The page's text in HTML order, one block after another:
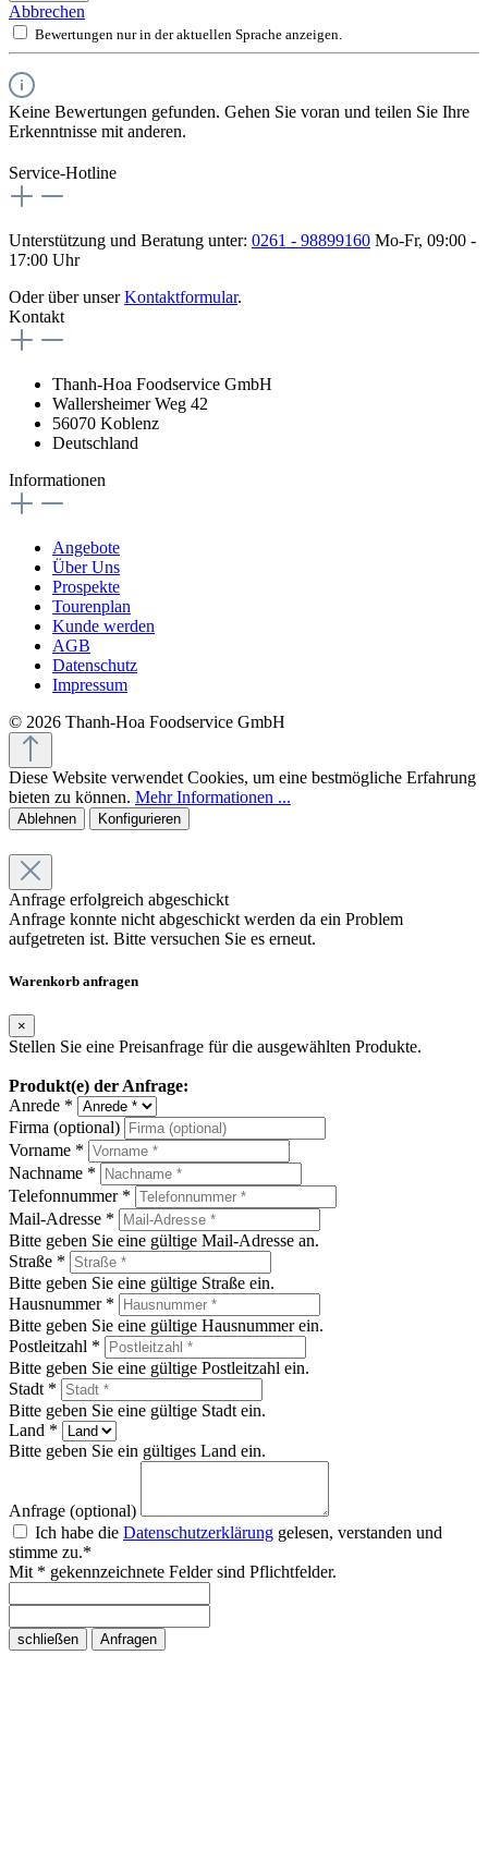
Abbrechen
Bewertungen nur in der aktuellen Sprache anzeigen.
Keine Bewertungen gefunden. Gehen Sie voran und teilen Sie Ihre
Erkenntnisse mit anderen.
Service-Hotline
Unterstützung und Beratung unter: 0261 - 98899160 Mo-Fr, 09:00 -
17:00 Uhr
Oder über unserKontaktformular.
Kontakt
Thanh-Hoa Foodservice GmbH
Wallersheimer Weg 42
56070 Koblenz
Deutschland
Informationen
Angebote
Über Uns
Prospekte
Tourenplan
Kunde werden
AGB
Datenschutz
Impressum
© 2026 Thanh-Hoa Foodservice GmbH
Diese Website verwendet Cookies, um eine bestmögliche Erfahrung
bieten zu können. Mehr Informationen ...
Ablehnen Konfigurieren
Anfrage erfolgreich abgeschickt
Anfrage konnte nicht abgeschickt werden da ein Problem
aufgetreten ist. Bitte versuchen Sie es erneut.
Warenkorb anfragen
×
Stellen Sie eine Preisanfrage für die ausgewählten Produkte.
Produkt(e) der Anfrage:
Anrede *
Firma (optional)
Vorname *
Nachname *
Telefonnummer *
Mail-Adresse *
Bitte geben Sie eine gültige Mail-Adresse an.
Straße *
Bitte geben Sie eine gültige Straße ein.
Hausnummer *
Bitte geben Sie eine gültige Hausnummer ein.
Postleitzahl *
Bitte geben Sie eine gültige Postleitzahl ein.
Stadt *
Bitte geben Sie eine gültige Stadt ein.
Land *
Bitte geben Sie ein gültiges Land ein.
Anfrage (optional)
Ich habe die Datenschutzerklärung gelesen, verstanden und
stimme zu.*
Mit * gekennzeichnete Felder sind Pflichtfelder.
schließen Anfragen